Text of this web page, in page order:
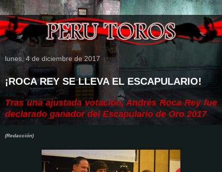
lunes, 4 de diciembre de 2017
¡ROCA REY SE LLEVA EL ESCAPULARIO!
Tras una ajustada votación, Andrés Roca Rey fue
declarado ganador del Escapulario de Oro 2017
(Redacción)